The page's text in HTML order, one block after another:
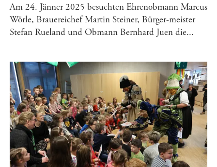
Am 24. Jänner 2025 besuchten Ehrenobmann Marcus
Wörle, Brauereichef Martin Steiner, Bürger-meister
Stefan Rueland und Obmann Bernhard Juen die...